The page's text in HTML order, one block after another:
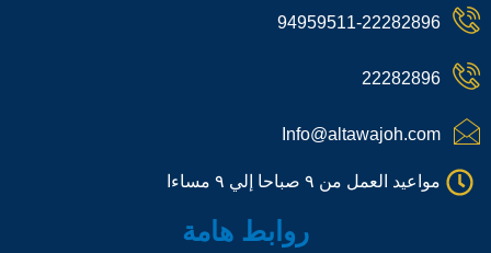
h
o
e
-
a
l
1
a
94959511-22282896
22282896
Info@altawajoh.com
مواعيد العمل من ٩ صباحا إلي ٩ مساءا
روابط هامة